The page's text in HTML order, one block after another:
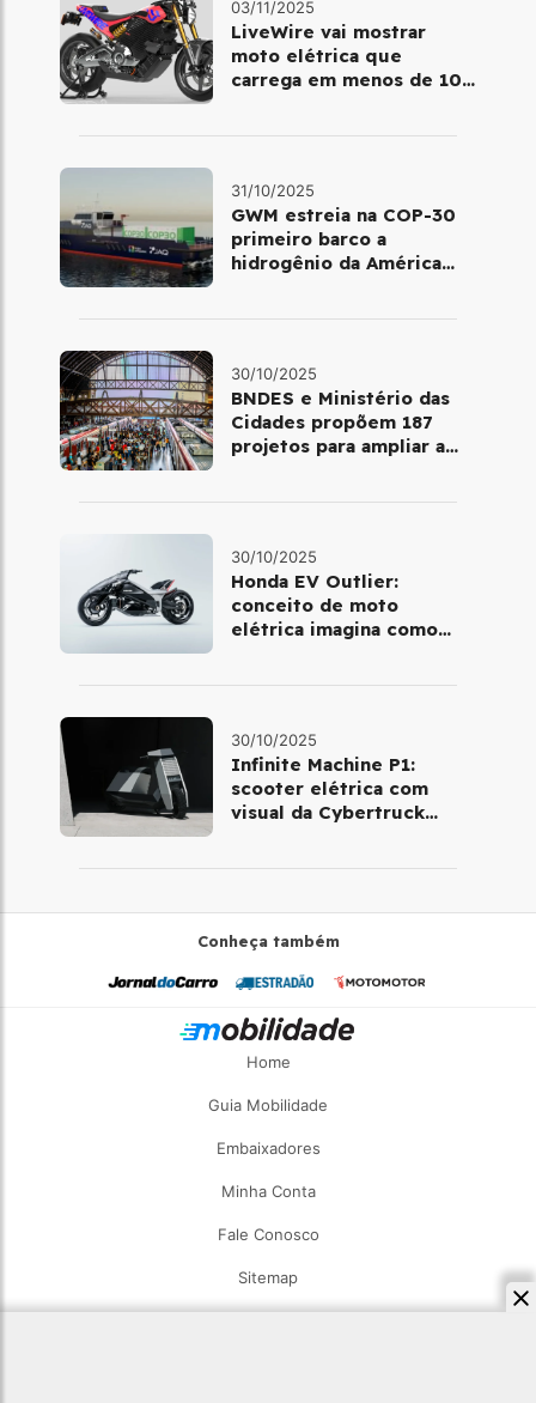
03/11/2025
LiveWire vai mostrar
moto elétrica que
carrega em menos de 10
31/10/2025
GWM estreia na COP-30
primeiro barco a
hidrogênio da América
30/10/2025
BNDES e Ministério das
Cidades propõem 187
projetos para ampliar a
30/10/2025
Honda EV Outlier:
conceito de moto
elétrica imagina como
30/10/2025
Infinite Machine P1:
scooter elétrica com
visual da Cybertruck
Conheça também
Home
Guia Mobilidade
Embaixadores
Minha Conta
Fale Conosco
Sitemap